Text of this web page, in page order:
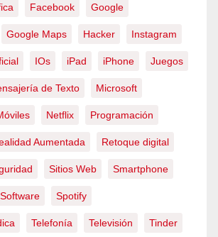
Facebook Google
Google Maps Hacker Instagram
IOs iPad iPhone Juegos
de Texto Microsoft
Netflix Programación
Aumentada Retoque digital
Sitios Web Smartphone
Software Spotify
Telefonía Televisión Tinder